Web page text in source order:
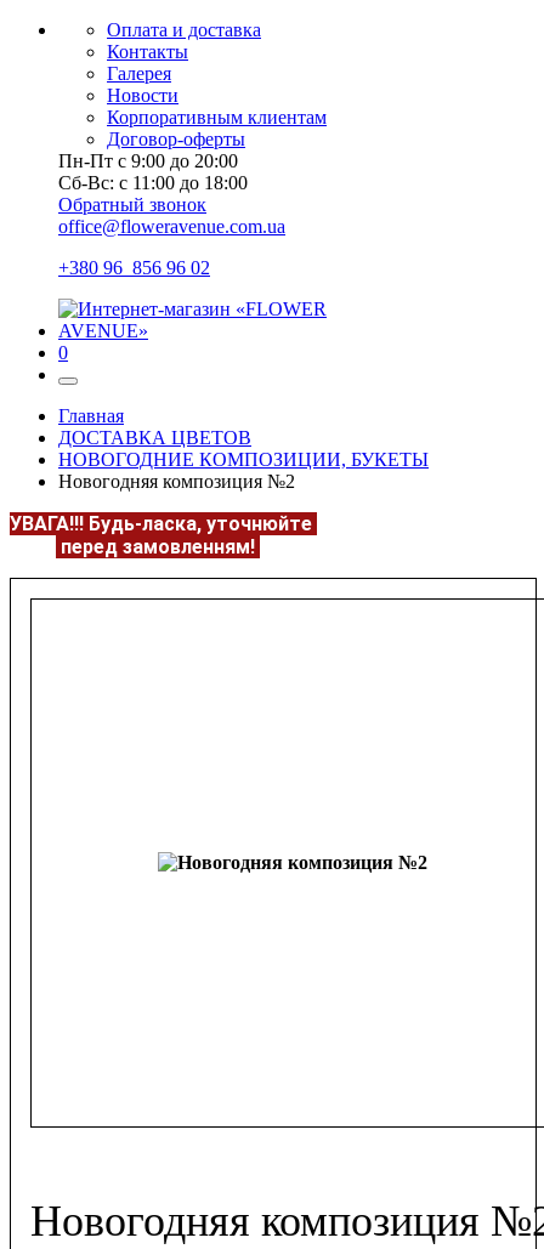
Оплата и доставка
Контакты
Галерея
Новости
Корпоративным клиентам
Договор-оферты
Пн-Пт с 9:00 до 20:00
Сб-Вс: с 11:00 до 18:00
Обратный звонок
office@floweravenue.com.ua
+380 96 856 96 02
0
Главная
ДОСТАВКА ЦВЕТОВ
НОВОГОДНИЕ КОМПОЗИЦИИ, БУКЕТЫ
Новогодняя композиция №2
УВАГА!!! Будь-ласка, уточнюйте
перед замовленням!
Новогодняя композиция